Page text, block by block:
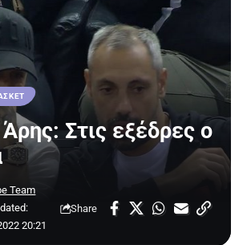
Στις εξέδρες ο
20:21
Team
Share